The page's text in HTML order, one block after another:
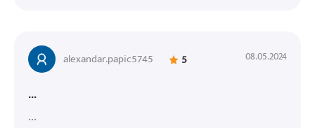
alexandar.papic5745 5 08.05.2024
...
...